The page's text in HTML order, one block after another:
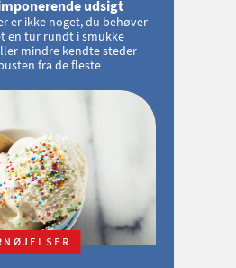
udsigt
er ikke noget, du behøver
en tur rundt i smukke
mindre kendte steder
fra de fleste